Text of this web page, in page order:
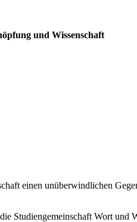
und Wissenschaft
einen unüberwindlichen
Studiengemeinschaft Wort und